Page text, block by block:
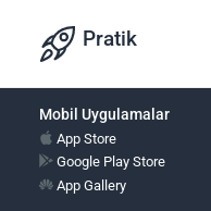
Pratik
Mobil Uygulamalar
App Store
Google Play Store
App Gallery